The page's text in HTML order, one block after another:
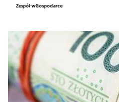
Zespół wGospodarce